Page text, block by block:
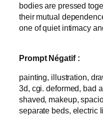
bodies are pressed
their mutual
one of quiet intimacy
Prompt Négatif :
painting, illustration,
3d, cgi. deformed, bad
shaved, makeup,
separate beds, electric